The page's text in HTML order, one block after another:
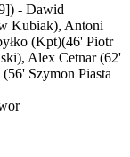
- Dawid
Kubiak), Antoni
(Kpt)(46' Piotr
Alex Cetnar (62'
Szymon Piasta